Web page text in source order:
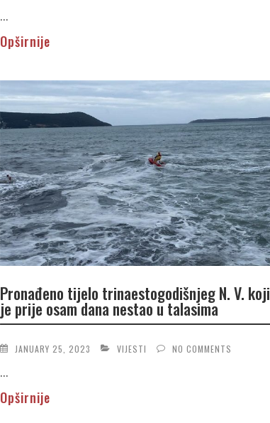
...
Opširnije
Pronađeno tijelo trinaestogodišnjeg N. V. koji
je prije osam dana nestao u talasima
JANUARY 25, 2023 VIJESTI NO COMMENTS
...
Opširnije